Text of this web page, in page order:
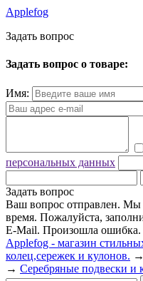
Applefog
Задать вопрос
Задать вопрос о товаре:
Имя:
персональных данных
Задать вопрос
Ваш вопрос отправлен.
время. Пожалуйста,
E-Mail. Произошла ошибка.
Applefog - магазин
колец,сережек и кулонов. →
→ Серебряные подвески и